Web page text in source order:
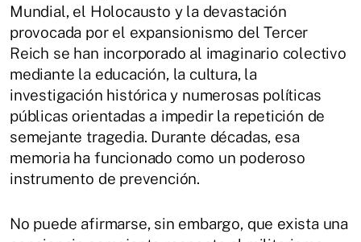
Mundial, el Holocausto y la devastación
provocada por el expansionismo del Tercer
Reich se han incorporado al imaginario colectivo
mediante la educación, la cultura, la
investigación histórica y numerosas políticas
públicas orientadas a impedir la repetición de
semejante tragedia. Durante décadas, esa
memoria ha funcionado como un poderoso
instrumento de prevención.
No puede afirmarse, sin embargo, que exista una